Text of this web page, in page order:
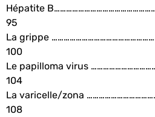
Hépatite
95
La grippe
100
Le papilloma virus
104
La varicelle/zona
108